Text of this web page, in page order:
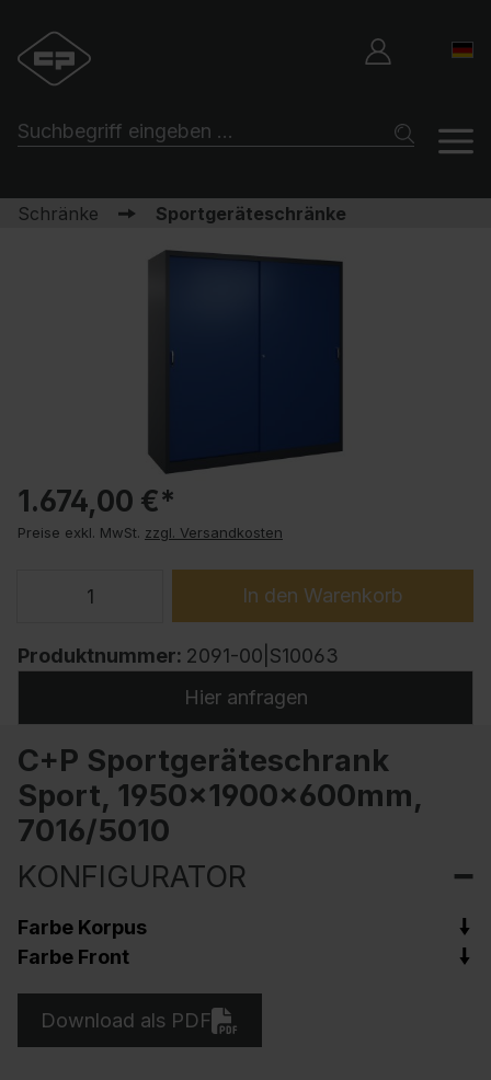
Schränke Sportgeräteschränke
1.674,00 €*
Preise exkl. MwSt. zzgl. Versandkosten
In den Warenkorb
Produktnummer: 2091-00|S10063
Hier anfragen
C+P Sportgeräteschrank
Sport, 1950x1900x600mm,
7016/5010
KONFIGURATOR
Farbe Korpus
Farbe Front
Download als PDF